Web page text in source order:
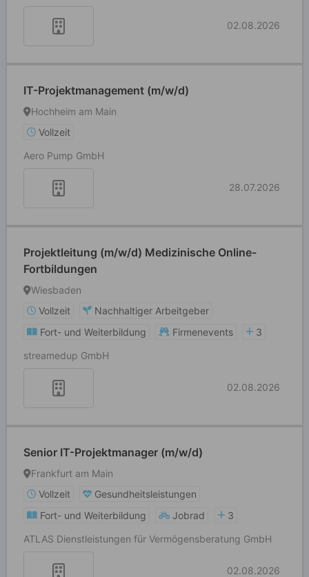
02.08.2026
IT-Projektmanagement (m/w/d)
Hochheim am Main
Vollzeit
Aero Pump GmbH
28.07.2026
Projektleitung (m/w/d) Medizinische Online-
Fortbildungen
Wiesbaden
Vollzeit
Nachhaltiger Arbeitgeber
Fort- und Weiterbildung
Firmenevents
3
streamedup GmbH
02.08.2026
Senior IT-Projektmanager (m/w/d)
Frankfurt am Main
Vollzeit
Gesundheitsleistungen
Fort- und Weiterbildung
Jobrad
3
ATLAS Dienstleistungen für Vermögensberatung GmbH
02.08.2026